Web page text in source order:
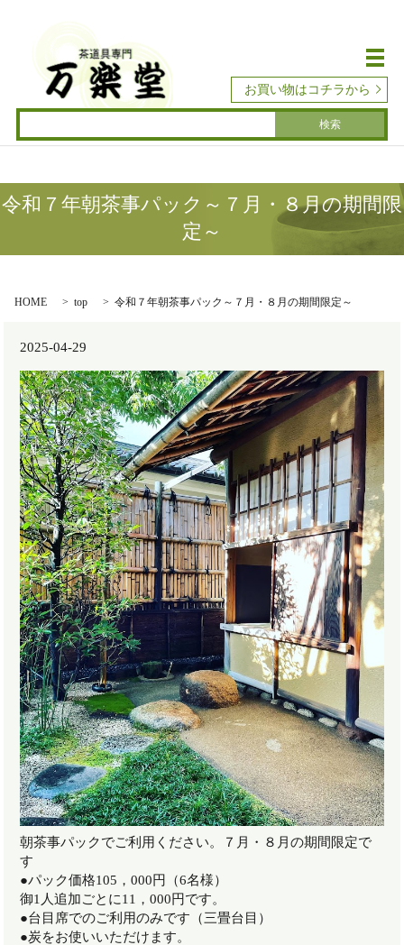
メ
お買い物はコチラから
令和７年朝茶事パック～７月・８月の期間限
定～
HOME top 令和７年朝茶事パック～７月・８月の期間限定～
2025-04-29
朝茶事パックでご利用ください。７月・８月の期間限定で
す
●パック価格105，000円（6名様）
御1人追加ごとに11，000円です。
●台目席でのご利用のみです（三畳台目）
●炭をお使いいただけます。